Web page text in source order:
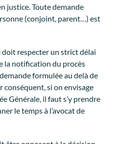
justice. Toute demande
(conjoint, parent…) est
respecter un strict délai
la notification du procès
formulée au delà de
conséquent, si on envisage
Générale, il faut s’y prendre
le temps à l’avocat de